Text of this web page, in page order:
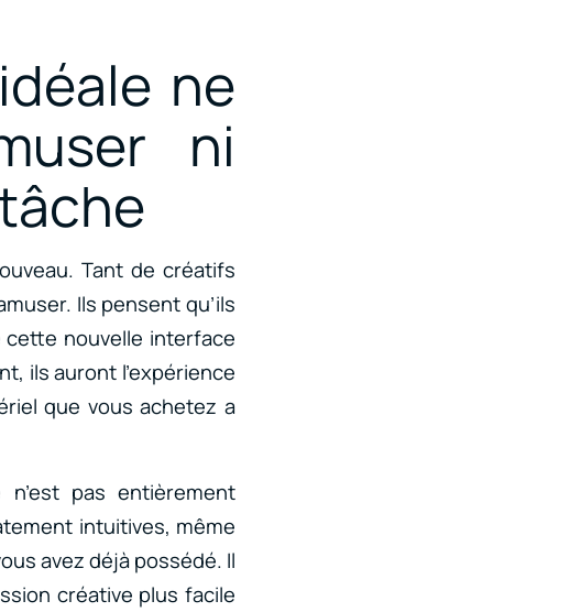
ne
ni
Tant de créatifs
Ils pensent qu’ils
cette nouvelle interface
ils auront l’expérience
que vous achetez a
pas entièrement
intuitives, même
avez déjà possédé. Il
créative plus facile